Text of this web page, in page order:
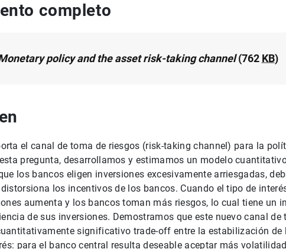
completo
policy and the asset risk-taking channel(762 KB)
el canal de toma de riesgos (risk-taking channel) para la
pregunta, desarrollamos y estimamos un modelo
los bancos eligen inversiones excesivamente arriesgadas,
los incentivos de los bancos. Cuando el tipo de
aumenta y los bancos toman más riesgos, lo cual tiene un
de sus inversiones. Demostramos que este nuevo canal de
significativo trade-off entre la estabilización
para el banco central resulta deseable aceptar más